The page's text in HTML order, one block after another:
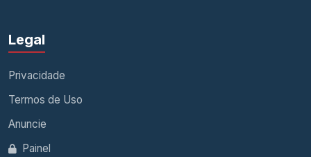
Legal
Privacidade
Termos de Uso
Anuncie
Painel